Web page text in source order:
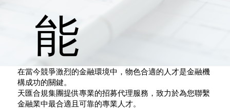
能
在當今競爭激烈的金融環境中，物色合適的人才是金融機
構成功的關鍵。
天匯合規集團提供專業的招募代理服務，致力於為您聯繫
金融業中最合適且可靠的專業人才。